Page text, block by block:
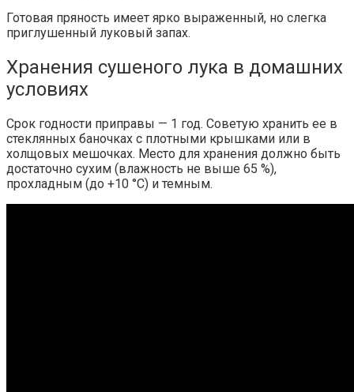
Готовая пряность имеет ярко выраженный, но слегка
приглушенный луковый запах.
Хранения сушеного лука в домашних
условиях
Срок годности приправы — 1 год. Советую хранить ее в
стеклянных баночках с плотными крышками или в
холщовых мешочках. Место для хранения должно быть
достаточно сухим (влажность не выше 65 %),
прохладным (до +10 °С) и темным.